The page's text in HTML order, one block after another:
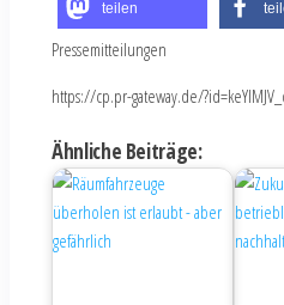
teilen
Pressemitteilungen
https://cp.pr-gateway.de/
Ähnliche Beiträge: